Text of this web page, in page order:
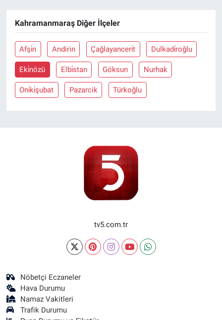
Kahramanmaraş Diğer İlçeler
Afşi̇n Andirin Çağlayanceri̇t Dulkadi̇roğlu
Eki̇nözü Elbi̇stan Göksun Nurhak
Oni̇ki̇şubat Pazarcik Türkoğlu
tv5.com.tr
Nöbetçi Eczaneler
Hava Durumu
Namaz Vakitleri
Trafik Durumu